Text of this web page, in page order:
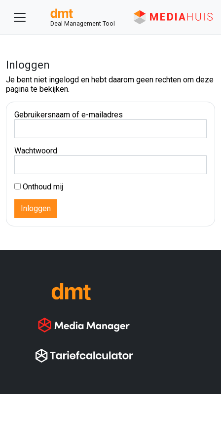
Deal Management Tool
Inloggen
Je bent niet ingelogd en hebt daarom geen rechten om deze
pagina te bekijken.
Gebruikersnaam of e-mailadres
Wachtwoord
Onthoud mij